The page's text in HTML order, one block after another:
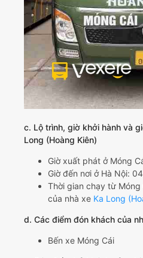
c. Lộ trình, giờ khởi hành và
Long (Hoàng Kiên)
Giờ xuất phát ở Móng
Giờ đến nơi ở Hà Nội:
Thời gian chạy từ
của nhà xe Ka Long
d. Các điểm đón khách của
Bến xe Móng Cái